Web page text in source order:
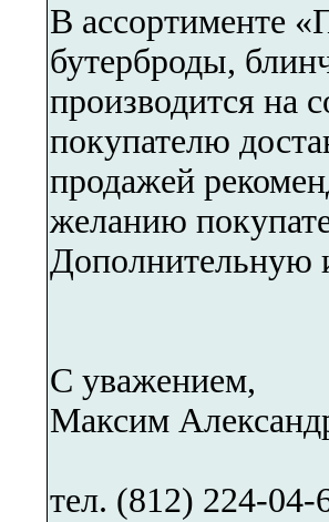
В ассортименте
бутерброды,
производится на
покупателю
продажей
желанию
С уважением,
Максим
тел. (812) 224-